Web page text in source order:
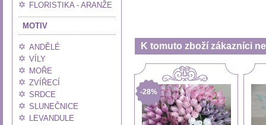
FLORISTIKA - ARANŽE
MOTIV
ANDĚLÉ
VÍLY
MOŘE
ZVÍŘECÍ
SRDCE
SLUNEČNICE
LEVANDULE
K tomuto zboží zákazníci
-28%